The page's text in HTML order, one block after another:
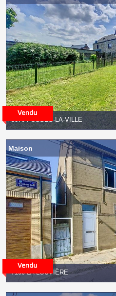
5070 FOSSES-LA-VILLE
7100 LA LOUVIÈRE
Maison